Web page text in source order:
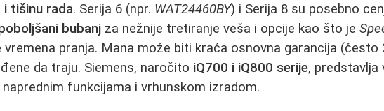
tišinu rada. Serija 6 (npr. WAT24460BY) i Serija 8 su posebno
bubanj za nežnije tretiranje veša i opcije kao što je
vremena pranja. Mana može biti kraća osnovna garancija (često
da traju. Siemens, naročito iQ700 i iQ800 serije, predstavlja
naprednim funkcijama i vrhunskom izradom.